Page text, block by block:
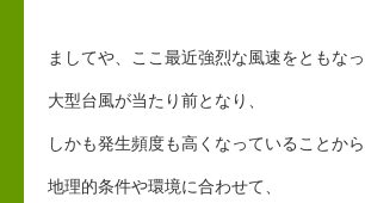
ましてや、ここ最近強烈な風速をともな
大型台風が当たり前となり、
しかも発生頻度も高くなっていることから
地理的条件や環境に合わせて、